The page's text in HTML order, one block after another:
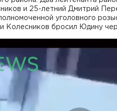
и 25-летний Дмитрий
уголовного
Колесников бросил Юдину